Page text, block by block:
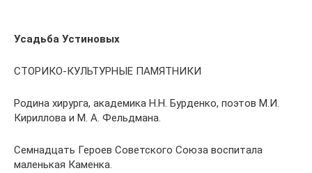
Усадьба Устиновых
СТОРИКО-КУЛЬТУРНЫЕ ПАМЯТНИКИ
Родина хирурга, академика Н.Н. Бурденко, поэтов М.И.
Кириллова и М. А. Фельдмана.
Семнадцать Героев Советского Союза воспитала
маленькая Каменка.